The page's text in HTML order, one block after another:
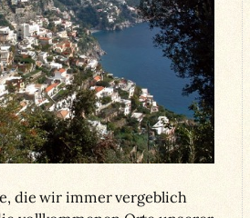
die wir immer vergeblich